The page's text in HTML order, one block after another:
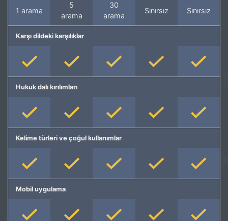
1 arama
5
arama
30
arama
Sınırsız Sınırsız
Karşı dildeki karşılıklar
Hukuk dalı kırılımları
Kelime türleri ve çoğul kullanımlar
Mobil uygulama